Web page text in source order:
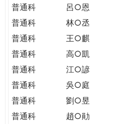
PUTTING
YOU
THE
PATH
CITIZENSHIP
普通科
呂○恩
普通科
林○丞
普通科
王○麒
普通科
高○凱
普通科
江○諺
普通科
吳○庭
普通科
劉○昱
普通科
趙○勛